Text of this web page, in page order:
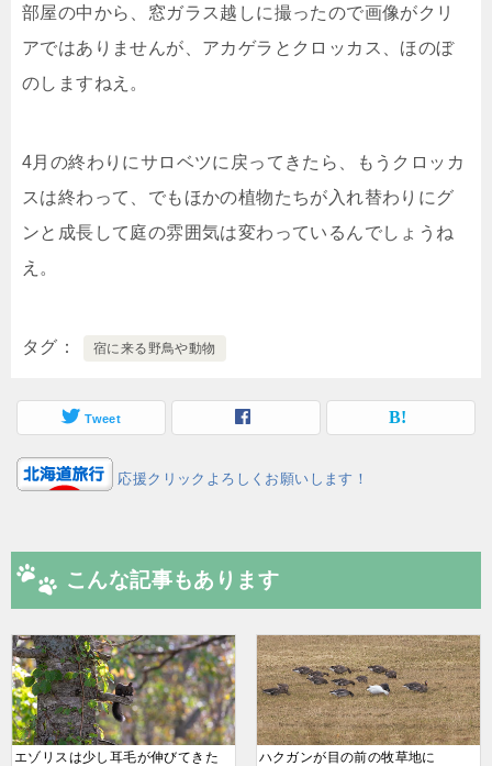
部屋の中から、窓ガラス越しに撮ったので画像がクリ
アではありませんが、アカゲラとクロッカス、ほのぼ
のしますねえ。
4月の終わりにサロベツに戻ってきたら、もうクロッカ
スは終わって、でもほかの植物たちが入れ替わりにグ
ンと成長して庭の雰囲気は変わっているんでしょうね
え。
タグ 宿に来る野鳥や動物
Tweet
応援クリックよろしくお願いします！
こんな記事もあります
エゾリスは少し耳毛が伸びてきた ハクガンが目の前の牧草地に